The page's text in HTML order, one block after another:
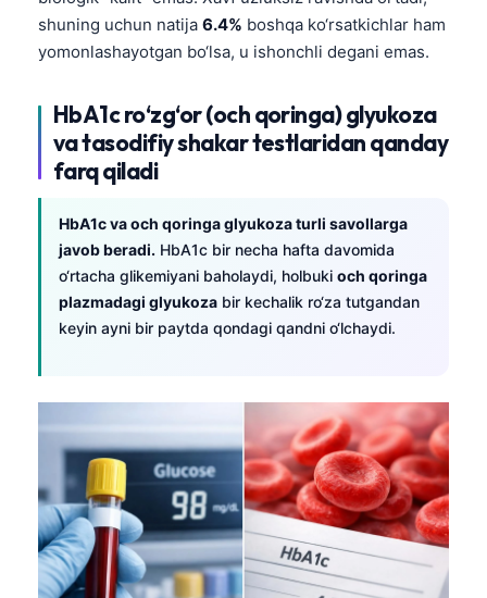
shuning uchun natija 6.4% boshqa ko‘rsatkichlar ham
yomonlashayotgan bo‘lsa, u ishonchli degani emas.
HbA1c ro‘zg‘or (och qoringa) glyukoza
va tasodifiy shakar testlaridan qanday
farq qiladi
HbA1c va och qoringa glyukoza turli savollarga
javob beradi. HbA1c bir necha hafta davomida
o‘rtacha glikemiyani baholaydi, holbuki och qoringa
plazmadagi glyukoza bir kechalik ro‘za tutgandan
keyin ayni bir paytda qondagi qandni o‘lchaydi.